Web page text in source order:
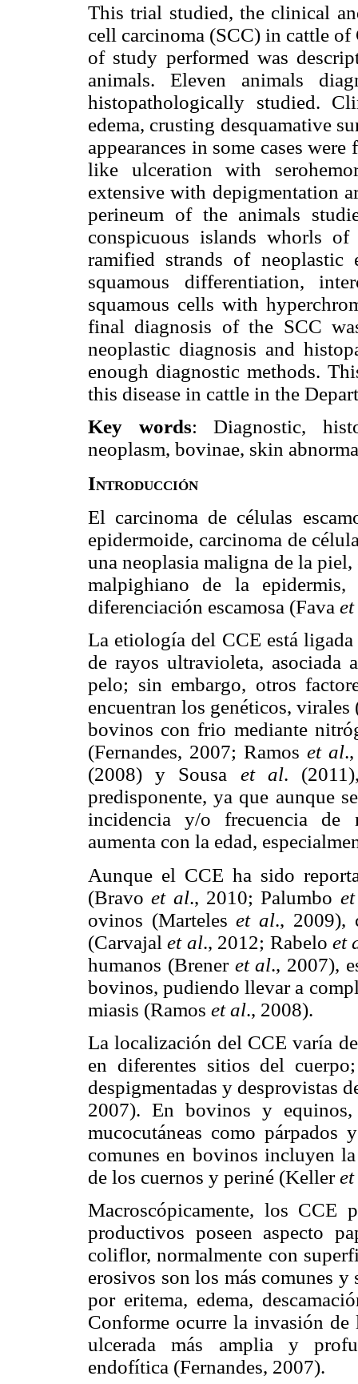
This trial studied, the clinical
cell carcinoma (SCC) in cattle
of study performed was
animals. Eleven animals
histopathologically studied.
edema, crusting desquamative
appearances in some cases
like ulceration with
extensive with depigmentation
perineum of the animals
conspicuous islands whorls
ramified strands of
squamous differentiation,
squamous cells with
final diagnosis of the SCC
neoplastic diagnosis and
enough diagnostic methods.
this disease in cattle in the
Key words: Diagnostic,
neoplasm, bovinae, skin
Introducción
El carcinoma de células
epidermoide, carcinoma de
una neoplasia maligna de la
malpighiano de la epidermis,
diferenciación escamosa (Fava
La etiología del CCE está
de rayos ultravioleta, asociada
pelo; sin embargo, otros
encuentran los genéticos,
bovinos con frio mediante
(Fernandes, 2007; Ramoset al
(2008) y Sousa et al.
predisponente, ya que aunque
incidencia y/o frecuencia de
aumenta con la edad,
Aunque el CCE ha sido
(Bravoet al., 2010; Palumbo
ovinos (Marteleset al., 2009),
(Carvajalet al., 2012; Rabelo et
humanos (Brener et al., 2007),
bovinos, pudiendo llevar a
miasis (Ramos et al., 2008).
La localización del CCE varía
en diferentes sitios del
despigmentadas y desprovistas
2007). En bovinos y
mucocutáneas como párpados
comunes en bovinos incluyen
de los cuernos y periné (Keller
Macroscópicamente, los CCE
productivos poseen aspecto
coliflor, normalmente con
erosivos son los más comunes
por eritema, edema,
Conforme ocurre la invasión
ulcerada más amplia y
endofítica (Fernandes, 2007).